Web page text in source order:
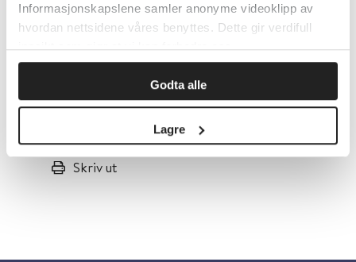
Informasjonskapslene samler anonyme videoklipp av
hvordan nettsidene våres benyttes. Dette gir verdifull
innsikt som gjør at vi kan forbedre oss.
Godta alle
Lagre
Det er imidlertid usikkert på om funnen
kan overføres til norske forhold.
Les hele kunnskapsoppsummeringen
Effekten av et gratis skolemåltidpå fhi.no
Skriv ut